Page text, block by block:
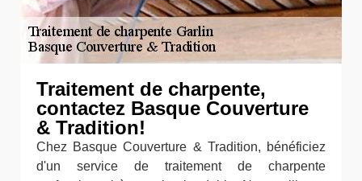
Traitement de charpente,
contactez Basque Couverture
& Tradition!
Chez Basque Couverture & Tradition, bénéficiez
d'un service de traitement de charpente